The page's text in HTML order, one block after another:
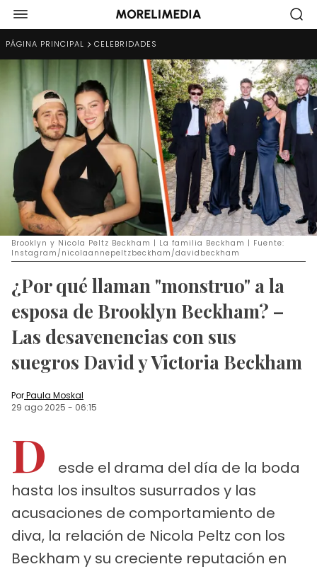
PÁGINA PRINCIPAL CELEBRIDADES
Brooklyn y Nicola Peltz Beckham | La familia Beckham | Fuente:
Instagram/nicolaannepeltzbeckham/davidbeckham
¿Por qué llaman "monstruo" a la
esposa de Brooklyn Beckham? –
Las desavenencias con sus
suegros David y Victoria Beckham
PorPaula Moskal
29 ago 2025 - 06:15
D
esde el drama del día de la boda
hasta los insultos susurrados y las
acusaciones de comportamiento de
diva, la relación de Nicola Peltz con los
Beckham y su creciente reputación en